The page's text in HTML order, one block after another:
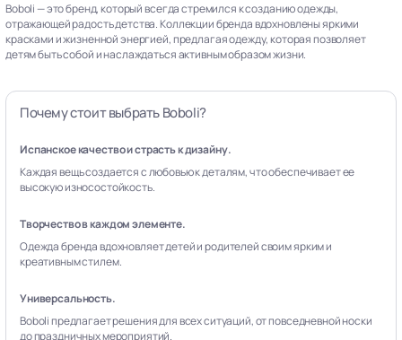
Boboli — это бренд, который всегда стремился к созданию одежды,
отражающей радость детства. Коллекции бренда вдохновлены яркими
красками и жизненной энергией, предлагая одежду, которая позволяет
детям быть собой и наслаждаться активным образом жизни.
Почему стоит выбрать Boboli?
Испанское качество и страсть к дизайну.
Каждая вещь создается с любовью к деталям, что обеспечивает ее
высокую износостойкость.
Творчество в каждом элементе.
Одежда бренда вдохновляет детей и родителей своим ярким и
креативным стилем.
Универсальность.
Boboli предлагает решения для всех ситуаций, от повседневной носки
до праздничных мероприятий.